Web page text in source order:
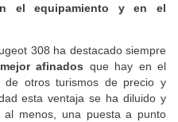
el equipamiento y en el
308 ha destacado siempre
afinados que hay en el
otros turismos de precio y
esta ventaja se ha diluido y
al menos, una puesta a punto